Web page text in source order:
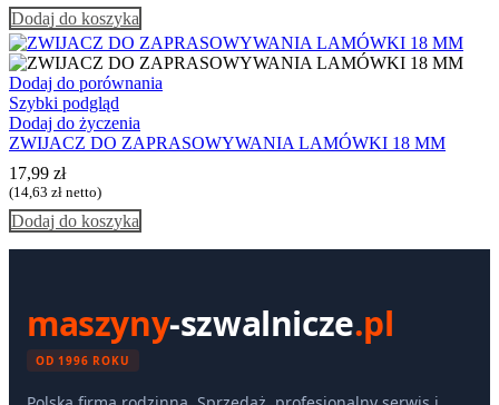
Dodaj do koszyka
Dodaj do porównania
Szybki podgląd
Dodaj do życzenia
ZWIJACZ DO ZAPRASOWYWANIA LAMÓWKI 18 MM
17,99 zł
(14,63 zł netto)
Dodaj do koszyka
maszyny-szwalnicze.pl
OD 1996 ROKU